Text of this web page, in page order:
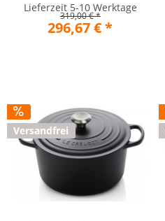
Lieferzeit 5-10 Werktage
319,00 € *
296,67 € *
Versandfrei